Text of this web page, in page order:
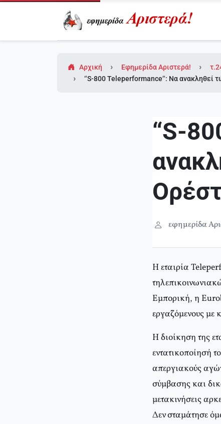
Αρχική Εφημερίδα Αριστερά!
“S-800 Teleperformance”: Να ανακληθεί
“S-
εφημερίδα
Η εταιρία
Εμπορική, η
εργαζόμενους
Η διοίκηση της
εντατικοποίησή
απεργιακούς
σύμβασης και
μετακινήσεις
Δεν σταμάτησε